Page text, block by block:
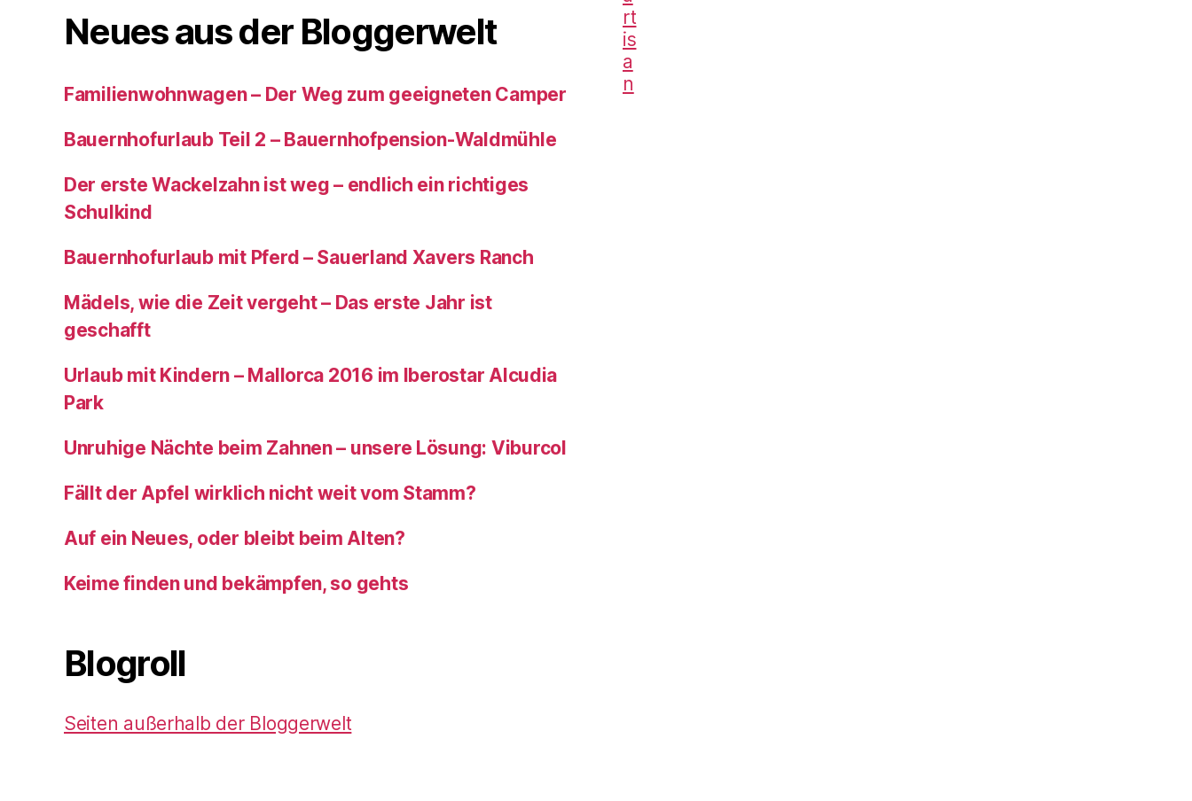
Neues aus der Bloggerwelt
Familienwohnwagen – Der Weg zum geeigneten Camper
Bauernhofurlaub Teil 2 – Bauernhofpension-Waldmühle
Der erste Wackelzahn ist weg – endlich ein richtiges
Schulkind
Bauernhofurlaub mit Pferd – Sauerland Xavers Ranch
Mädels, wie die Zeit vergeht – Das erste Jahr ist
geschafft
Urlaub mit Kindern – Mallorca 2016 im Iberostar Alcudia
Park
Unruhige Nächte beim Zahnen – unsere Lösung: Viburcol
Fällt der Apfel wirklich nicht weit vom Stamm?
Auf ein Neues, oder bleibt beim Alten?
Keime finden und bekämpfen, so gehts
Blogroll
Seiten außerhalb der Bloggerwelt